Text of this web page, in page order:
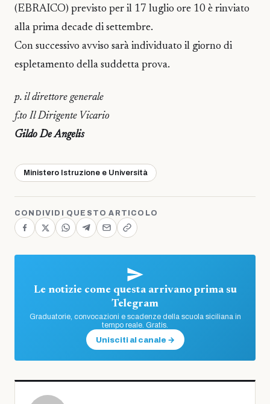
(EBRAICO) previsto per il 17 luglio ore 10 è rinviato
alla prima decade di settembre.
Con successivo avviso sarà individuato il giorno di
espletamento della suddetta prova.
p. il direttore generale
f.to Il Dirigente Vicario
Gildo De Angelis
Ministero Istruzione e Università
CONDIVIDI QUESTO ARTICOLO
Le notizie come questa arrivano prima su
Telegram
Graduatorie, convocazioni e scadenze della scuola siciliana in
tempo reale. Gratis.
Unisciti al canale →